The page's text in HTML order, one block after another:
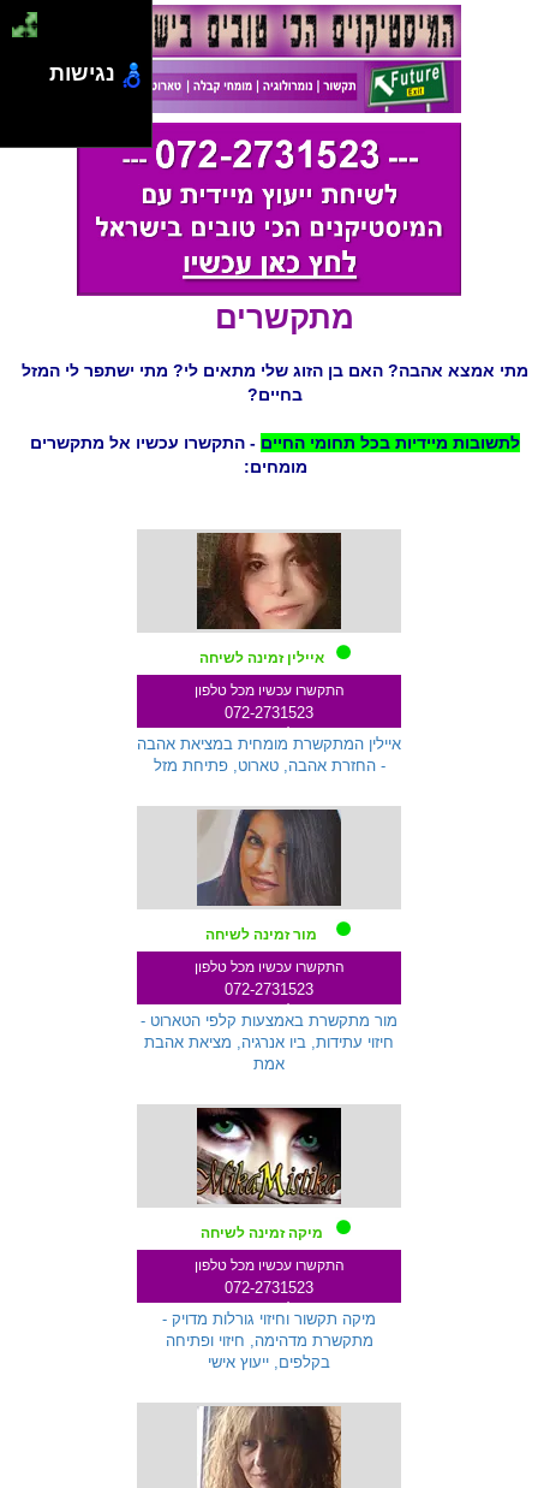
מתקשרים
מתי אמצא אהבה? האם בן הזוג שלי מתאים לי? מתי ישתפר לי המזל
בחיים?
לתשובות מיידיות בכל תחומי החיים - התקשרו עכשיו אל מתקשרים
מומחים:
איילין זמינה לשיחה
התקשרו עכשיו מכל טלפון
072-2731523
איילין המתקשרת מומחית במציאת אהבה
- החזרת אהבה, טארוט, פתיחת מזל
מור זמינה לשיחה
התקשרו עכשיו מכל טלפון
072-2731523
מור מתקשרת באמצעות קלפי הטארוט -
חיזוי עתידות, ביו אנרגיה, מציאת אהבת
אמת
מיקה זמינה לשיחה
התקשרו עכשיו מכל טלפון
072-2731523
מיקה תקשור וחיזוי גורלות מדויק -
מתקשרת מדהימה, חיזוי ופתיחה
בקלפים, ייעוץ אישי
נגישות